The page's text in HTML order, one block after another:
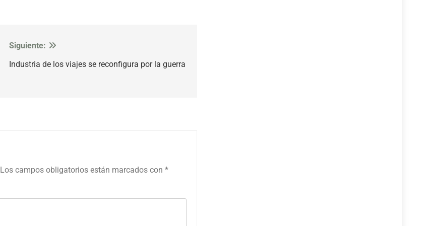
Siguiente:
Industria de los viajes se reconfigura por la guerra
Los campos obligatorios están marcados con *